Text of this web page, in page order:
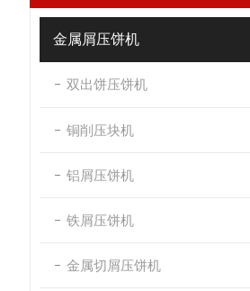
金属屑压饼机
双出饼压饼机
铜削压块机
铝屑压饼机
铁屑压饼机
金属切屑压饼机